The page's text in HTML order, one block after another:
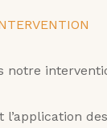
notre
l’application